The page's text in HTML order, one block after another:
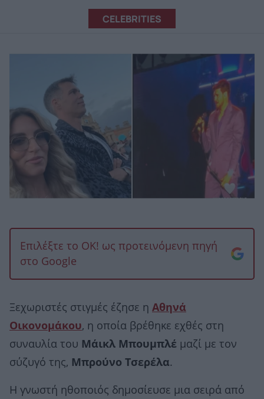
CELEBRITIES
Επιλέξτε το OK! ως προτεινόμενη πηγή
στο Google
Ξεχωριστές στιγμές έζησε η Αθηνά
Οικονομάκου, η οποία βρέθηκε εχθές στη
συναυλία του Μάικλ Μπουμπλέ μαζί με τον
σύζυγό της, Μπρούνο Τσερέλα.
Η γνωστή ηθοποιός δημοσίευσε μια σειρά από